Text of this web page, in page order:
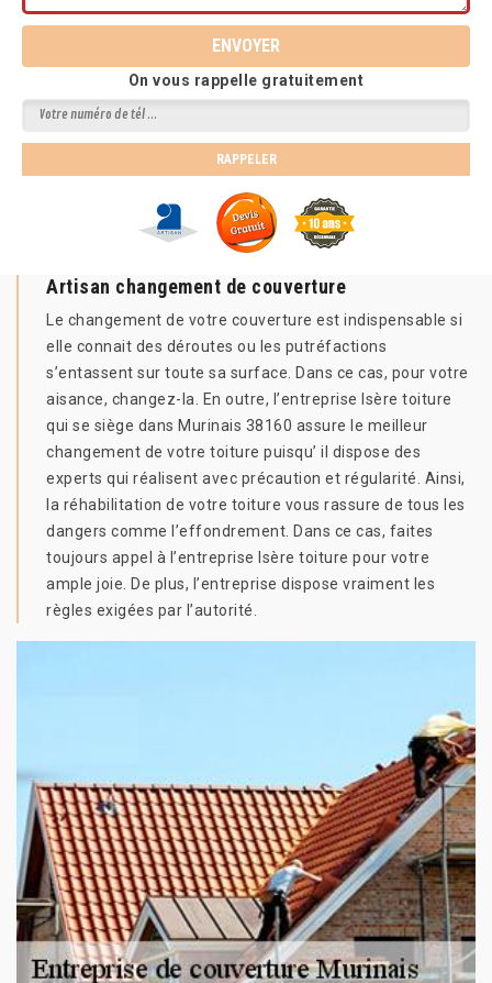
On vous rappelle gratuitement
Artisan changement de couverture
Le changement de votre couverture est indispensable si
elle connait des déroutes ou les putréfactions
s’entassent sur toute sa surface. Dans ce cas, pour votre
aisance, changez-la. En outre, l’entreprise Isère toiture
qui se siège dans Murinais 38160 assure le meilleur
changement de votre toiture puisqu’ il dispose des
experts qui réalisent avec précaution et régularité. Ainsi,
la réhabilitation de votre toiture vous rassure de tous les
dangers comme l’effondrement. Dans ce cas, faites
toujours appel à l’entreprise Isère toiture pour votre
ample joie. De plus, l’entreprise dispose vraiment les
règles exigées par l’autorité.